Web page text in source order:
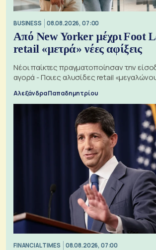
BUSINESS 08.08.2026, 07:00
Από New Yorker μέχρι Foot
retail «μετρά» νέες αφίξεις
Νέοι παίκτες πραγματοποίησαν την
αγορά - Ποιες αλυσίδες retail
Αλεξάνδρα Παπαδημητρίου
FINANCIAL TIMES 08.08.2026, 07:00